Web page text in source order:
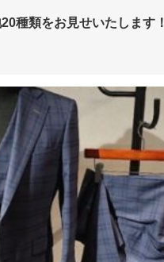
種類をお見せいたします！